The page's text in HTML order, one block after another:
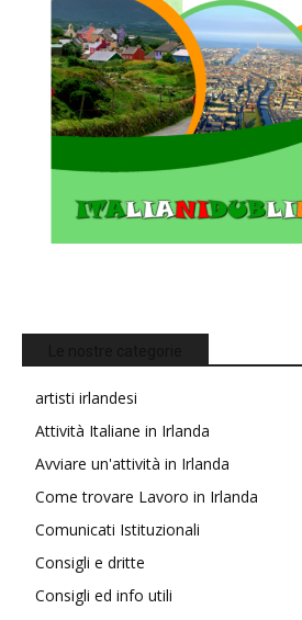
artisti irlandesi
Attività Italiane in Irlanda
Avviare un'attività in Irlanda
Come trovare Lavoro in Irlanda
Comunicati Istituzionali
Consigli e dritte
Consigli ed info utili